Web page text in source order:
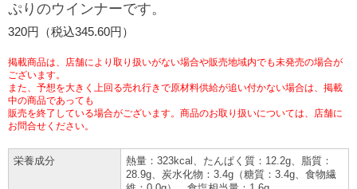
プリペイドカード・金券
ニンテンドー・ダウンロードカード
プリント
スキャン
ファクス
チケット
切手・はがき・印紙
セブン銀行ATM
ご利用可能なお支払い方法
各種料金のお支払い
セブンチケット
チケットぴあ
イープラス
CNプレイガイド
セブン‐イレブンでお受取り
タワーレコード
セブンネットショッピング
停電時のサービス停止のお知らせ
会社概要
貸借対照表・損益計算書
沿革
国内店舗数
サステナビリティ活動基本方針
サステナビリティ推進体制
GREEN CHALLENGE 2050
加盟店オーナー募集
店舗検索
ネットショッピング
お問い合わせ
Language
ぷりのウインナーです。
320円（税込345.60円）
掲載商品は、店舗により取り扱いがない場合や販売地域内でも未発売の場合が
ございます。
また、予想を大きく上回る売れ行きで原材料供給が追い付かない場合は、掲載
中の商品であっても
販売を終了している場合がございます。商品のお取り扱いについては、店舗に
お問合せください。
栄養成分
熱量：323kcal、たんぱく質：12.2g、脂質：
28.9g、炭水化物：3.4g（糖質：3.4g、食物繊